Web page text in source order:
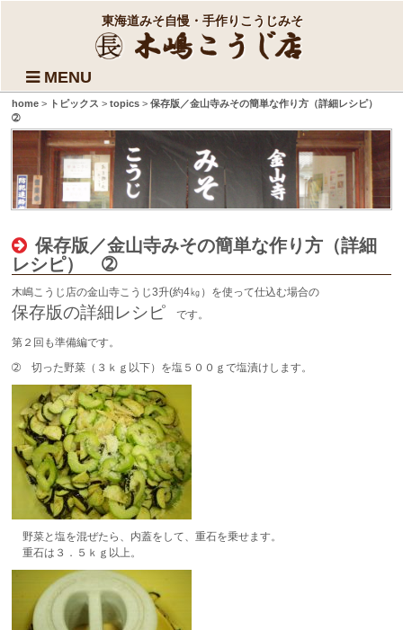
東海道みそ自慢・手作りこうじみそ
MENU
home > トピックス >topics >保存版／金山寺みその簡単な作り方（詳細レシピ）
➁
保存版／金山寺みその簡単な作り方（詳細
レシピ） ➁
木嶋こうじ店の金山寺こうじ3升(約4㎏）を使って仕込む場合の
保存版の詳細レシピ です。
第２回も準備編です。
➁ 切った野菜（３ｋｇ以下）を塩５００ｇで塩漬けします。
野菜と塩を混ぜたら、内蓋をして、重石を乗せます。
重石は３．５ｋｇ以上。